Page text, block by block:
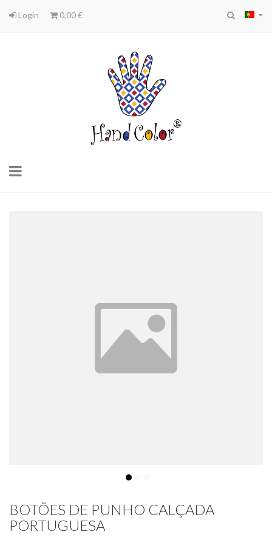
Login 0,00 €
Toggle
BOTÕES DE PUNHO CALÇADA
PORTUGUESA